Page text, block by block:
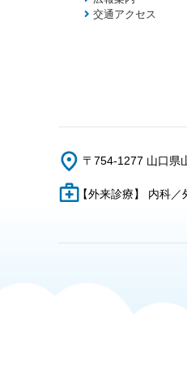
交通アクセス
〒754-1277 山口県
【外来診療】 内科